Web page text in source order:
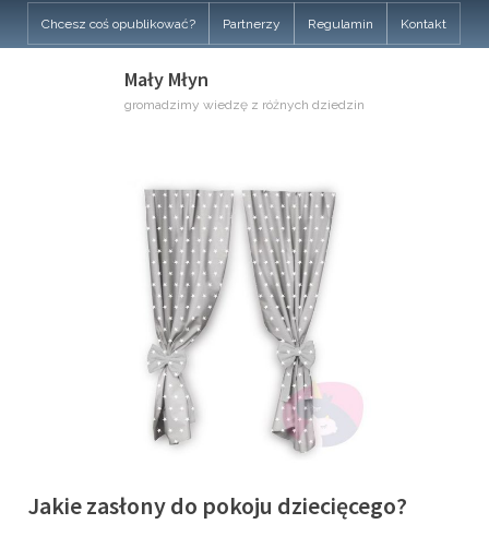
Chcesz coś opublikować? Partnerzy Regulamin Kontakt
Mały Młyn
gromadzimy wiedzę z różnych dziedzin
Jakie zasłony do pokoju dziecięcego?